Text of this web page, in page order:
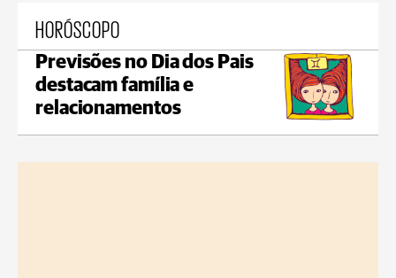
HORÓSCOPO
Previsões no Dia dos Pais
destacam família e
relacionamentos